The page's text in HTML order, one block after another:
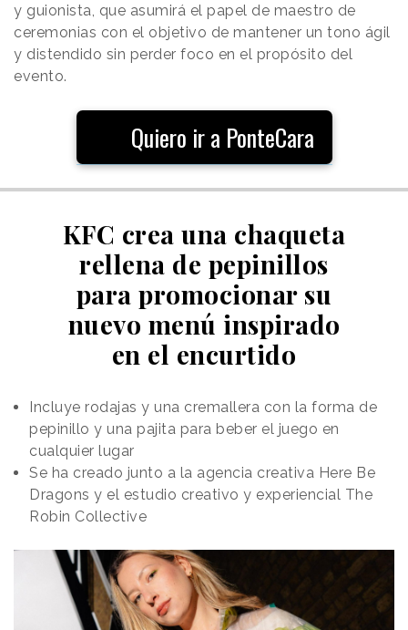
y guionista, que asumirá el papel de maestro de
ceremonias con el objetivo de mantener un tono ágil
y distendido sin perder foco en el propósito del
evento.
Quiero ir a PonteCara
KFC crea una chaqueta
rellena de pepinillos
para promocionar su
nuevo menú inspirado
en el encurtido
Incluye rodajas y una cremallera con la forma de
pepinillo y una pajita para beber el juego en
cualquier lugar
Se ha creado junto a la agencia creativa Here Be
Dragons y el estudio creativo y experiencial The
Robin Collective